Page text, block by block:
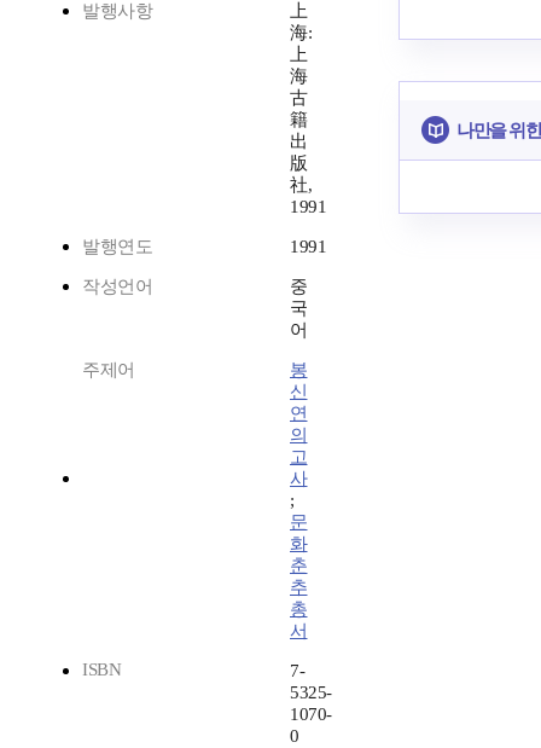
발행사항
上
海:
上
海
古
籍
出
版
社,
1991
발행연도 1991
작성언어
중
국
어
주제어
봉
신
연
의
고
사
;
문
화
춘
추
총
서
ISBN
7-
5325-
1070-
0
나만을 위